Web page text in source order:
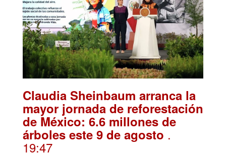
Claudia Sheinbaum arranca la
mayor jornada de reforestación
de México: 6.6 millones de
árboles este 9 de agosto .
19:47